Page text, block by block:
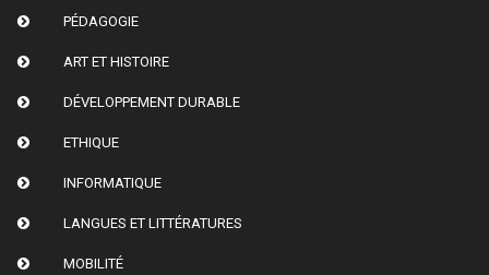
PÉDAGOGIE
ART ET HISTOIRE
DÉVELOPPEMENT DURABLE
ETHIQUE
INFORMATIQUE
LANGUES ET LITTÉRATURES
MOBILITÉ